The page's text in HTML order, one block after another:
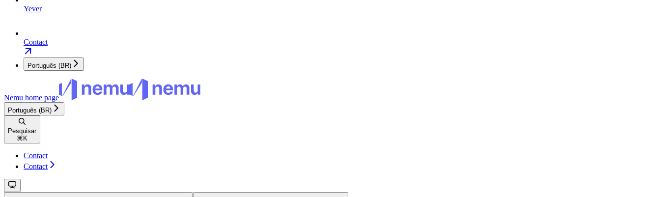
Yever
Contact
Português (BR)
Nemu home page
Português (BR)
Pesquisar
⌘ K
Contact
Contact